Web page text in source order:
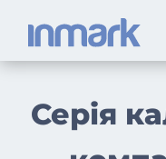
Серія